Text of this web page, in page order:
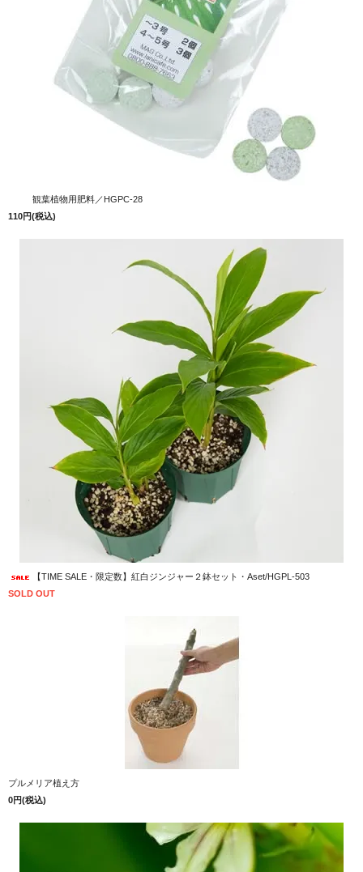
観葉植物用肥料／HGPC-28
110円(税込)
【TIME SALE・限定数】紅白ジンジャー２鉢セット・Aset/HGPL-503
SOLD OUT
プルメリア植え方
0円(税込)